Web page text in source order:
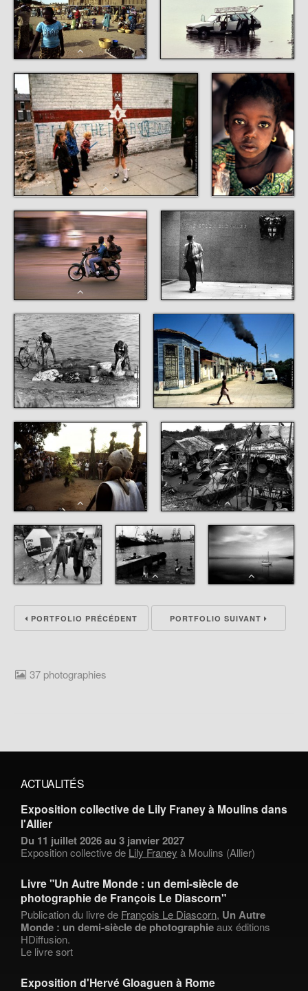
PORTFOLIO PRÉCÉDENT PORTFOLIO SUIVANT
37 photographies
ACTUALITÉS
Exposition collective de Lily Franey à Moulins dans
l'Allier
Du 11 juillet 2026 au 3 janvier 2027
Exposition collective de Lily Franey à Moulins (Allier)
Livre "Un Autre Monde : un demi-siècle de
photographie de François Le Diascorn"
Publication du livre de François Le Diascorn, Un Autre
Monde : un demi-siècle de photographieaux éditions
HDiffusion.
Le livre sort
Exposition d'Hervé Gloaguen à Rome